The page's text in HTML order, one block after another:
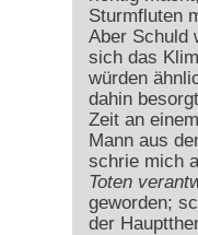
Sturmfluten
Aber Schuld
sich das
würden
dahin
Zeit an
Mann aus
schrie mich
Toten
geworden;
der